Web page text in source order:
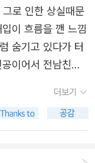
로 인한 상실때문
이 흐름을 깬 느낌
숨기고 있다가 터
이어서 전남친과
더보기